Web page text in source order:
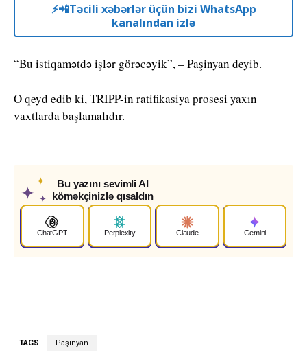
⚡️📲Təcili xəbərlər üçün bizi WhatsApp
kanalından izlə
“Bu istiqamətdə işlər görəcəyik”, – Paşinyan deyib.
O qeyd edib ki, TRIPP-in ratifikasiya prosesi yaxın
vaxtlarda başlamalıdır.
✦
✦
✦
Bu yazını sevimli AI
köməkçinizlə qısaldın
ChatGPT Perplexity Claude Gemini
TAGS Paşinyan